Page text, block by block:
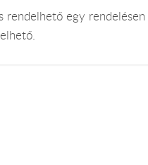
rendelhető egy